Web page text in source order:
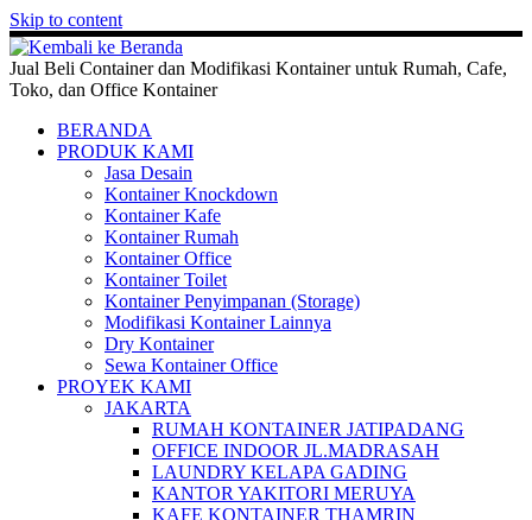
Skip to content
Jual Beli Container dan Modifikasi Kontainer untuk Rumah, Cafe,
Toko, dan Office Kontainer
BERANDA
PRODUK KAMI
Jasa Desain
Kontainer Knockdown
Kontainer Kafe
Kontainer Rumah
Kontainer Office
Kontainer Toilet
Kontainer Penyimpanan (Storage)
Modifikasi Kontainer Lainnya
Dry Kontainer
Sewa Kontainer Office
PROYEK KAMI
JAKARTA
RUMAH KONTAINER JATIPADANG
OFFICE INDOOR JL.MADRASAH
LAUNDRY KELAPA GADING
KANTOR YAKITORI MERUYA
KAFE KONTAINER THAMRIN